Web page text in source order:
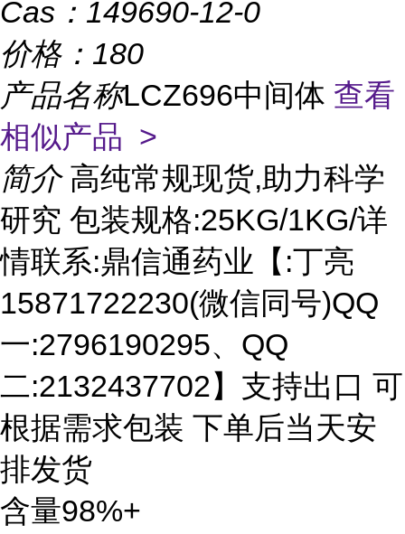
Cas： 149690-12-0
价格： 180
产品名称LCZ696中间体 查看
相似产品 >
简介 高纯常规现货,助力科学
研究 包装规格:25KG/1KG/详
情联系:鼎信通药业【:丁亮
15871722230(微信同号)QQ
一:2796190295、QQ
二:2132437702】支持出口 可
根据需求包装 下单后当天安
排发货
含量98%+